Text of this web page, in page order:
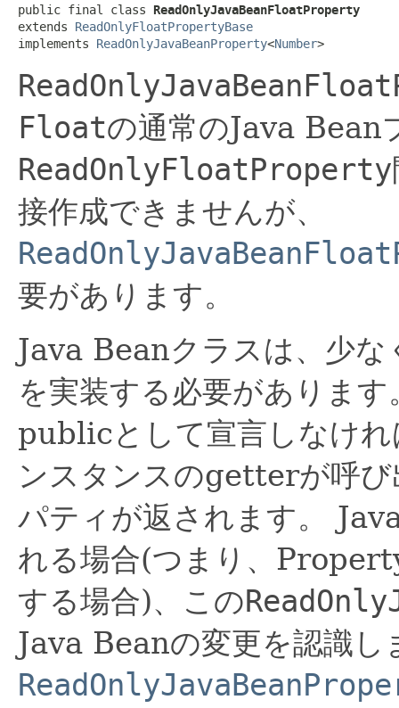
public final class ReadOnlyJavaBeanFloatProperty
extends ReadOnlyFloatPropertyBase
implements ReadOnlyJavaBeanProperty<Number>
Floatの通常のJava Bean
ReadOnlyFloatProperty
接作成できませんが、
要があります。
Java Beanクラスは、少
を実装する必要があります
publicとして宣言しなけれ
ンスタンスのgetterが呼
パティが返されます。
れる場合(つまり、
する場合)、この
Java Beanの変更を認識し